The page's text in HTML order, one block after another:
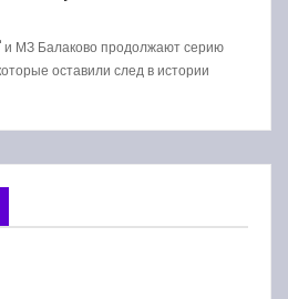
и МЗ Балаково продолжают серию
оставили след в истории